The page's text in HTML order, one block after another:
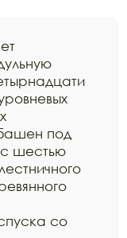
под
шестью
со